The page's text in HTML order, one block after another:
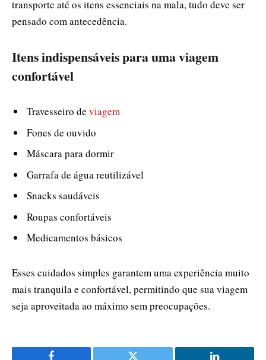
transporte até os itens essenciais na mala, tudo deve ser
pensado com antecedência.
Itens indispensáveis para uma viagem
confortável
Travesseiro de viagem
Fones de ouvido
Máscara para dormir
Garrafa de água reutilizável
Snacks saudáveis
Roupas confortáveis
Medicamentos básicos
Esses cuidados simples garantem uma experiência muito
mais tranquila e confortável, permitindo que sua viagem
seja aproveitada ao máximo sem preocupações.